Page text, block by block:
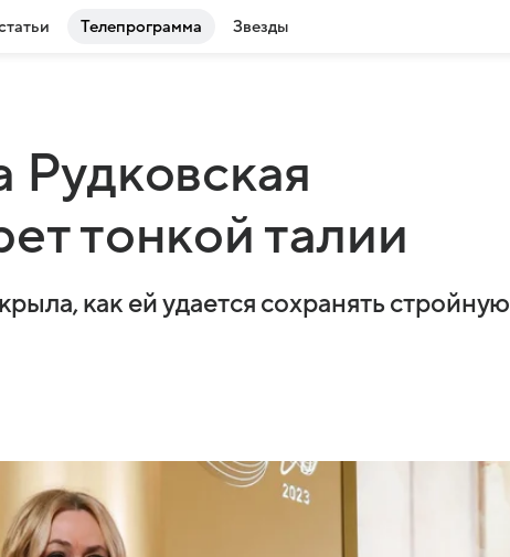
Телепрограмма Звезды
Рудковская
тонкой талии
как ей удается сохранять стройную